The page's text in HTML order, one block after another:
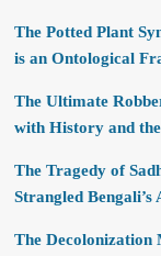
The Potted Plant
is an Ontological
The Ultimate
with History and
The Tragedy of
Strangled
The Decolonization